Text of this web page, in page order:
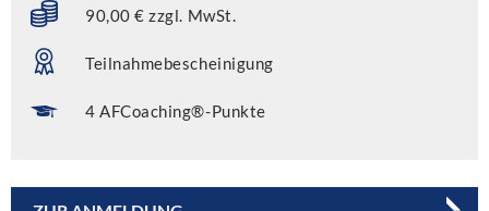
90,00 € zzgl. MwSt.
Teilnahmebescheinigung
4 AFCoaching®-Punkte